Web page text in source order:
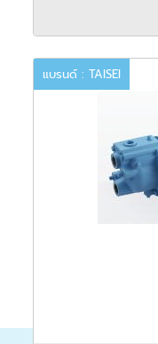
แบรนด์ : TAISEI